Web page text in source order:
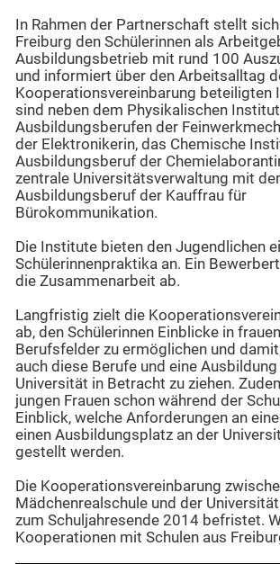
In Rahmen der Partnerschaft stellt
Freiburg den Schülerinnen als
Ausbildungsbetrieb mit rund 100
und informiert über den Arbeitsalltag
Kooperationsvereinbarung beteiligten
sind neben dem Physikalischen
Ausbildungsberufen der
der Elektronikerin, das Chemische
Ausbildungsberuf der
zentrale Universitätsverwaltung mit
Ausbildungsberuf der Kauffrau für
Bürokommunikation.
Die Institute bieten den Jugendlichen
Schülerinnenpraktika an. Ein
die Zusammenarbeit ab.
Langfristig zielt die
ab, den Schülerinnen Einblicke in
Berufsfelder zu ermöglichen und
auch diese Berufe und eine
Universität in Betracht zu ziehen.
jungen Frauen schon während der
Einblick, welche Anforderungen an
einen Ausbildungsplatz an der
gestellt werden.
Die Kooperationsvereinbarung
Mädchenrealschule und der
zum Schuljahresende 2014 befristet.
Kooperationen mit Schulen aus